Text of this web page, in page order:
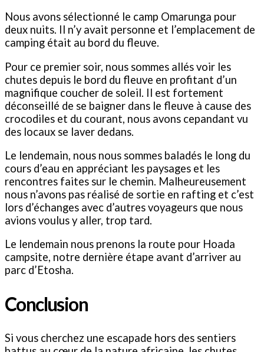
Nous avons sélectionné le camp Omarunga pour
deux nuits. Il n’y avait personne et l’emplacement de
camping était au bord du fleuve.
Pour ce premier soir, nous sommes allés voir les
chutes depuis le bord du fleuve en profitant d’un
magnifique coucher de soleil. Il est fortement
déconseillé de se baigner dans le fleuve à cause des
crocodiles et du courant, nous avons cepandant vu
des locaux se laver dedans.
Le lendemain, nous nous sommes baladés le long du
cours d’eau en appréciant les paysages et les
rencontres faites sur le chemin. Malheureusement
nous n’avons pas réalisé de sortie en rafting et c’est
lors d’échanges avec d’autres voyageurs que nous
avions voulus y aller, trop tard.
Le lendemain nous prenons la route pour Hoada
campsite, notre dernière étape avant d’arriver au
parc d’Etosha.
Conclusion
Si vous cherchez une escapade hors des sentiers